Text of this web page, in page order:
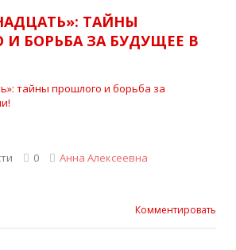
ТАЙНЫ
БОРЬБА ЗА БУДУЩЕЕ В
0 Анна Алексеевна
Комментировать